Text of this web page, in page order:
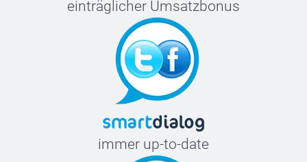
einträglicher Umsatzbonus
immer up-to-date